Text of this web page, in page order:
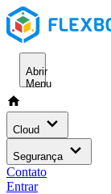
Abrir
Menu
Cloud
Segurança
Contato
Entrar